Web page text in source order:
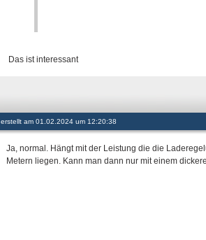
Das ist interessant
erstellt am 01.02.2024 um 12:20:38
Ja, normal. Hängt mit der Leistung die die
Metern liegen. Kann man dann nur mit einem